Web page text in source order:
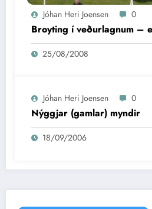
Jóhan Heri Joensen 0
Broyting í veðurlagnum –
25/08/2008
Jóhan Heri Joensen 0
Nýggjar (gamlar) myndir
18/09/2006